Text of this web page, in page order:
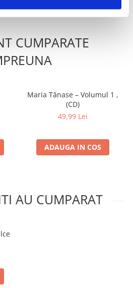
CUMPARATE
Maria Tănase – Volumul 1 ,
(CD)
49,99 Lei
ADAUGA IN COS
AU CUMPARAT